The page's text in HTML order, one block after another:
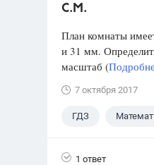
С.М.
План комнаты
и 31 мм.
масштаб (
7 октября 2017
ГДЗ
1 ответ